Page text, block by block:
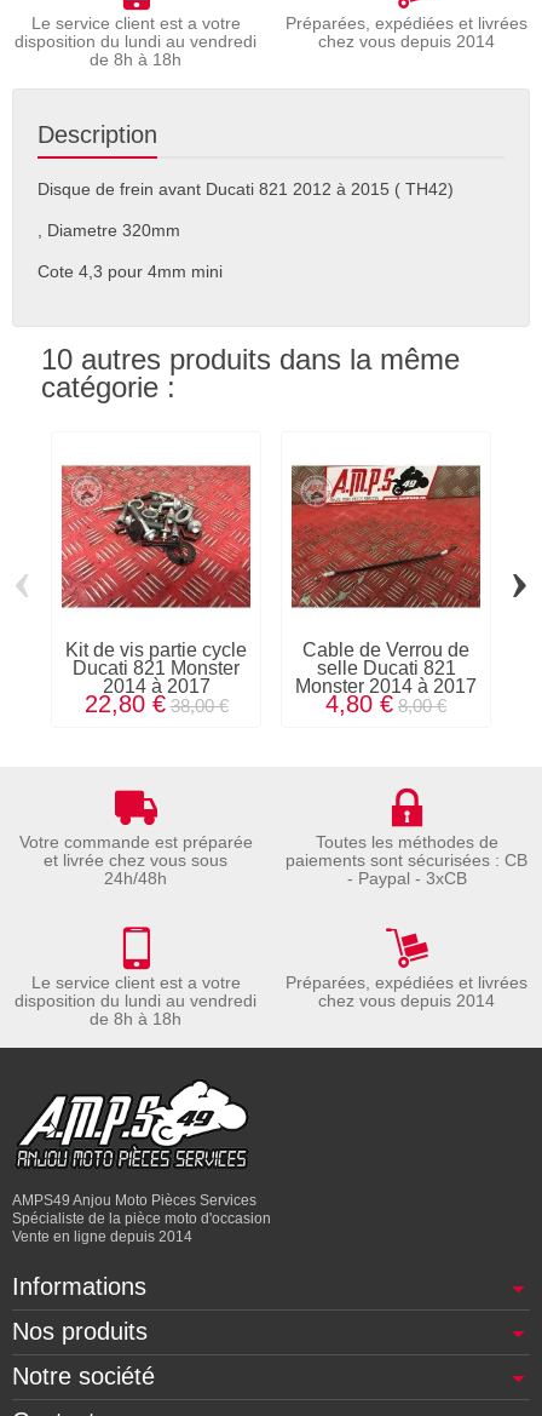
Le service client est a votre
disposition du lundi au vendredi
de 8h à 18h
Préparées, expédiées et livrées
chez vous depuis 2014
Description
Disque de frein avant Ducati 821 2012 à 2015 ( TH42)
, Diametre 320mm
Cote 4,3 pour 4mm mini
10 autres produits dans la même
catégorie :
Kit de vis partie cycle
Ducati 821 Monster
2014 à 2017
22,80 € 38,00 €
Cable de Verrou de
selle Ducati 821
Monster 2014 à 2017
4,80 € 8,00 €
‹ ›
Votre commande est préparée
et livrée chez vous sous
24h/48h
Toutes les méthodes de
paiements sont sécurisées : CB
- Paypal - 3xCB
Le service client est a votre
disposition du lundi au vendredi
de 8h à 18h
Préparées, expédiées et livrées
chez vous depuis 2014
AMPS49 Anjou Moto Pièces Services
Spécialiste de la pièce moto d'occasion
Vente en ligne depuis 2014
Informations
Nos produits
Notre société